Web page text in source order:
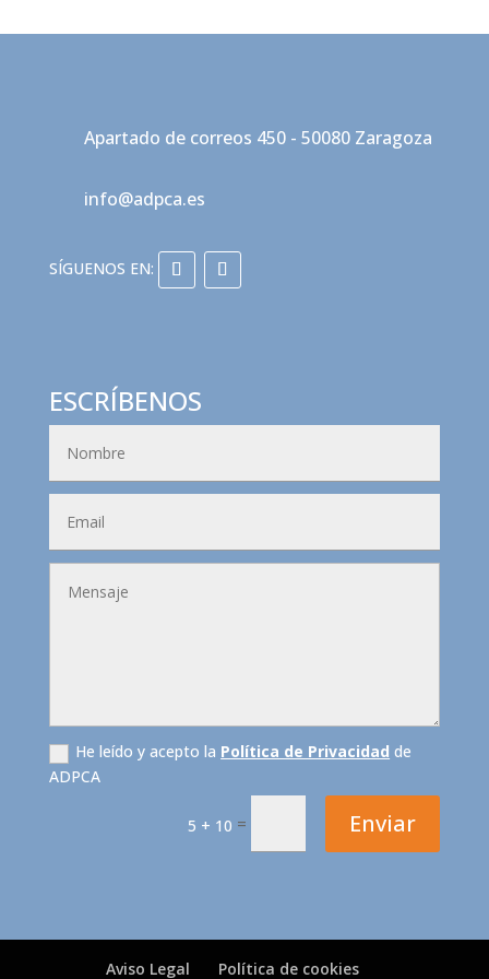
Apartado de correos 450 - 50080 Zaragoza
info@adpca.es
ESCRÍBENOS
He leído y acepto la Política de Privacidad de
ADPCA
5 + 10 = Enviar
Aviso Legal Política de cookies